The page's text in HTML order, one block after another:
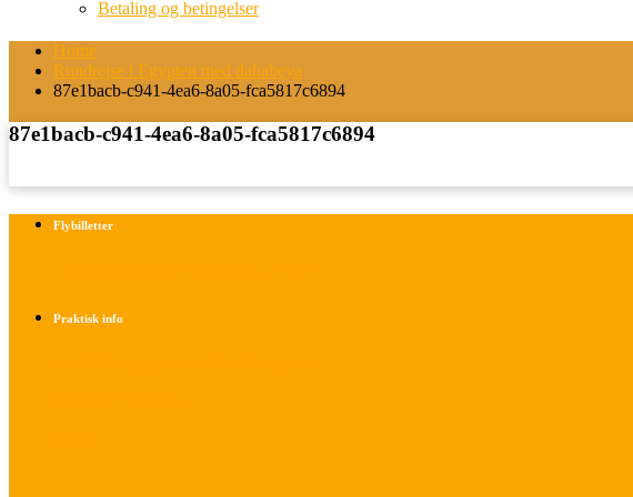
Betaling og betingelser
Home
Rundrejse i Egypten med dahabeya
87e1bacb-c941-4ea6-8a05-fca5817c6894
87e1bacb-c941-4ea6-8a05-fca5817c6894
Flybilletter
Praktisk info